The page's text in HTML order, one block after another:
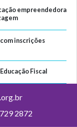
empreendedora
inscrições
Fiscal
2872